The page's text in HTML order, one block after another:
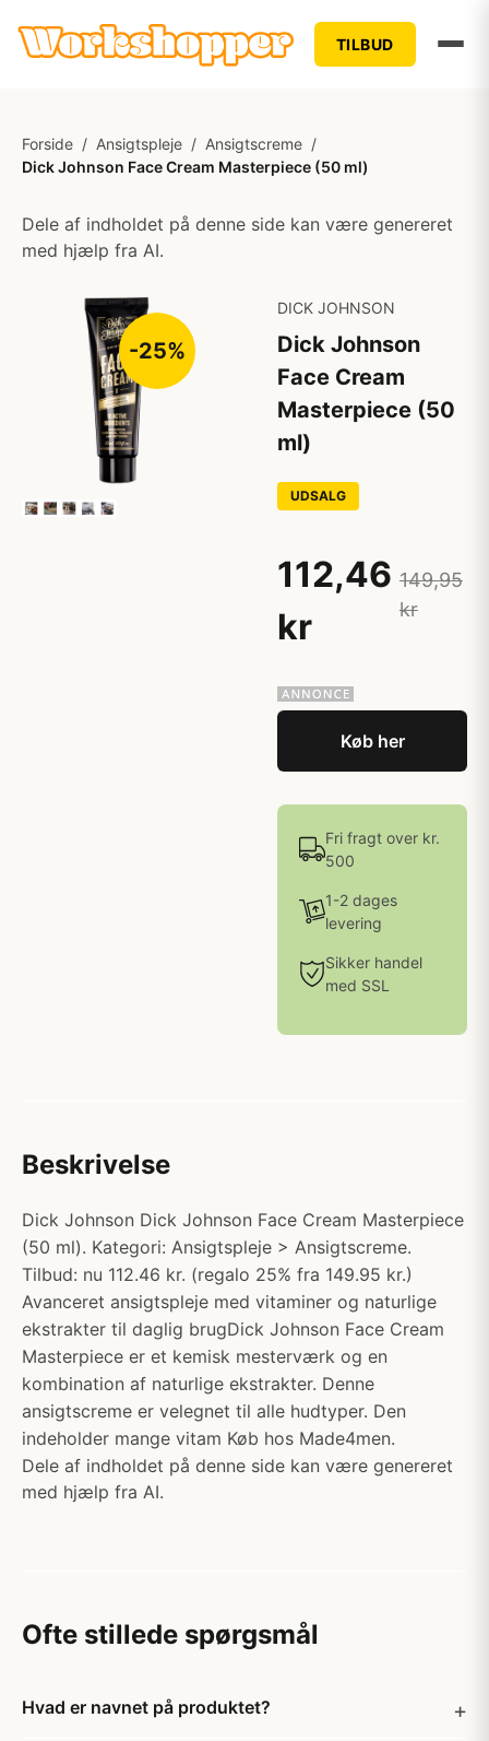
TILBUD
Forside / Ansigtspleje / Ansigtscreme /
Dick Johnson Face Cream Masterpiece (50 ml)
Dele af indholdet på denne side kan være genereret
med hjælp fra AI.
-25%
DICK JOHNSON
Dick Johnson
Face Cream
Masterpiece (50
ml)
UDSALG
112,46
kr
149,95
kr
Køb her
Fri fragt over kr.
500
1-2 dages
levering
Sikker handel
med SSL
Beskrivelse
Dick Johnson Dick Johnson Face Cream Masterpiece
(50 ml). Kategori: Ansigtspleje > Ansigtscreme.
Tilbud: nu 112.46 kr. (regalo 25% fra 149.95 kr.)
Avanceret ansigtspleje med vitaminer og naturlige
ekstrakter til daglig brugDick Johnson Face Cream
Masterpiece er et kemisk mesterværk og en
kombination af naturlige ekstrakter. Denne
ansigtscreme er velegnet til alle hudtyper. Den
indeholder mange vitam Køb hos Made4men.
Dele af indholdet på denne side kan være genereret
med hjælp fra AI.
Ofte stillede spørgsmål
Hvad er navnet på produktet?